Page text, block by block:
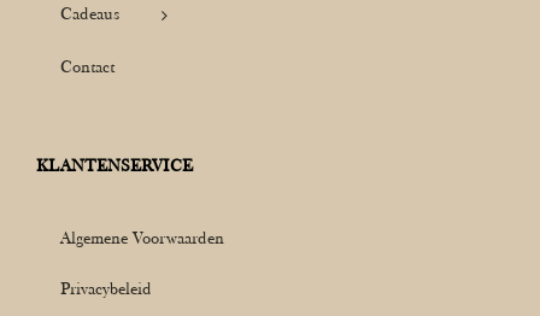
Cadeaus
Contact
KLANTENSERVICE
Algemene Voorwaarden
Privacybeleid